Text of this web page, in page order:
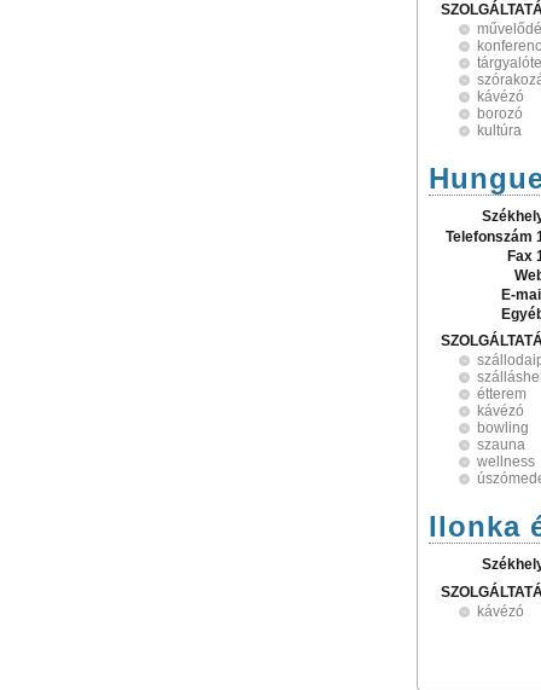
kávézó
borozó
kultúra
Telefonszám
Fax
E-
étterem
kávézó
bowling
szauna
wellness
Ilonka
kávézó